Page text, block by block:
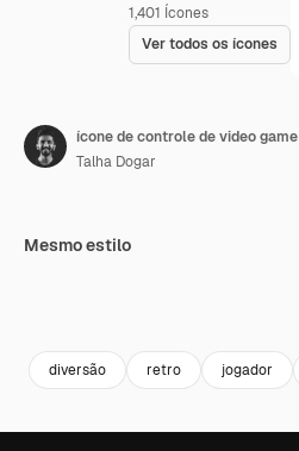
1,401 Ícones
Ver todos os ícones
ícone de controle de video game
Talha Dogar
Mesmo estilo
diversão retro jogador